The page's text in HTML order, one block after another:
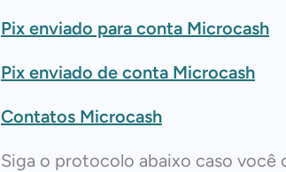
Pix enviado para conta Microcash
Pix enviado de conta Microcash
Contatos Microcash
Siga o protocolo abaixo caso você